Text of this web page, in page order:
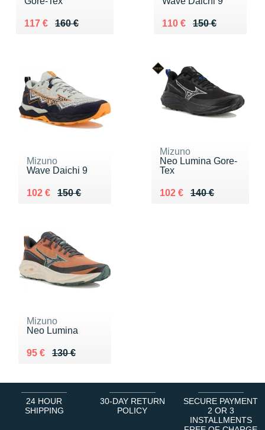
160 €
Au lieu de 160 €
117 €
Vendu 117 € 150 €
Au lieu de 150 €
110 €
Vendu 110 €
Mizuno
Wave Daichi 9
150 €
Au lieu de 150 €
102 €
Vendu 102 €
Mizuno
Neo Lumina Gore-
Tex
140 €
Au lieu de 140 €
102 €
Vendu 102 €
Mizuno
Neo Lumina
130 €
Au lieu de 130 €
95 €
Vendu 95 €
24 HOUR
SHIPPING
30-DAY RETURN
POLICY
SECURE PAYMENT
2 OR 3
INSTALLMENTS